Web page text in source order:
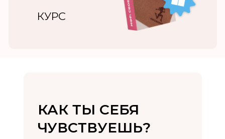
КУРС
КАК ТЫ СЕБЯ
ЧУВСТВУЕШЬ?